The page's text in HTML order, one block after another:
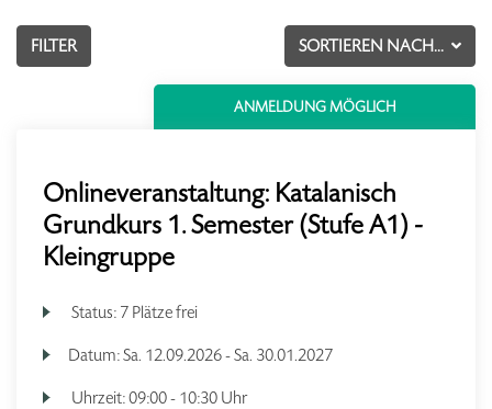
SORTIEREN NACH...
FILTER
ANMELDUNG MÖGLICH
Onlineveranstaltung: Katalanisch
Grundkurs 1. Semester (Stufe A1) -
Kleingruppe
Status: 7 Plätze frei
Datum:Sa. 12.09.2026 -Sa. 30.01.2027
Uhrzeit:09:00 - 10:30 Uhr